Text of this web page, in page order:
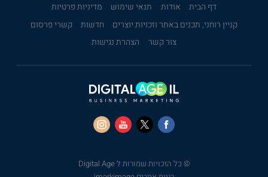
דף הבית אודות תנאי שימוש
מדיניות פרטיות
קניין רוחני, תכנים באתר וזכויות יוצרים
חדשות
קשרי פרסום
צור קשר
הצהרת נגישות
© כל הזכויות שמורות ל Digital Age